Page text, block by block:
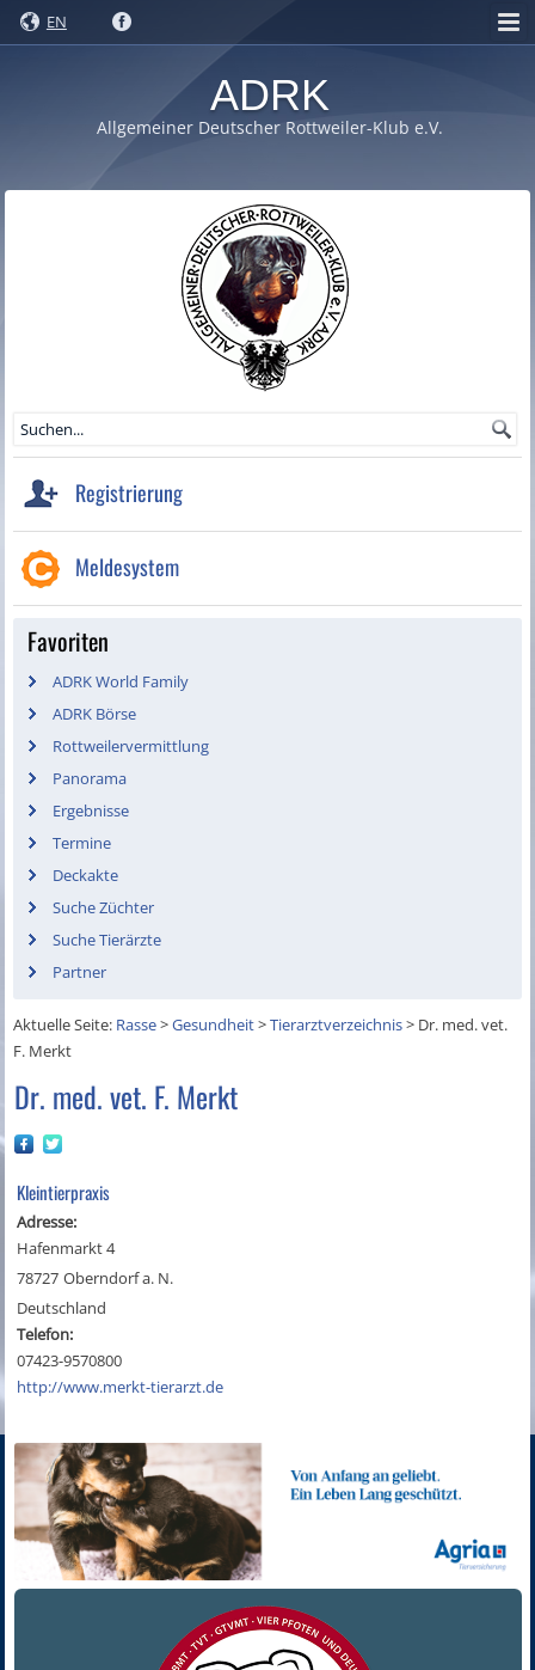
EN
ADRK
Allgemeiner Deutscher Rottweiler-Klub e.V.
Registrierung
Meldesystem
Favoriten
ADRK World Family
ADRK Börse
Rottweilervermittlung
Panorama
Ergebnisse
Termine
Deckakte
Suche Züchter
Suche Tierärzte
Partner
Aktuelle Seite: Rasse>Gesundheit>Tierarztverzeichnis> Dr. med. vet.
F. Merkt
Dr. med. vet. F. Merkt
Kleintierpraxis
Adresse:
Hafenmarkt 4
78727 Oberndorf a. N.
Deutschland
Telefon:
07423-9570800
http://www.merkt-tierarzt.de